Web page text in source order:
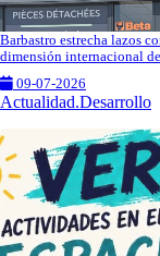
Barbastro estrecha lazos
dimensión internacional
09-07-2026
Actualidad.Desarrollo